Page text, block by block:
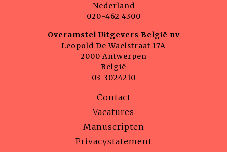
Nederland
020-462 4300
Overamstel Uitgevers België nv
Leopold De Waelstraat 17A
2000 Antwerpen
België
03-3024210
Contact
Vacatures
Manuscripten
Privacystatement